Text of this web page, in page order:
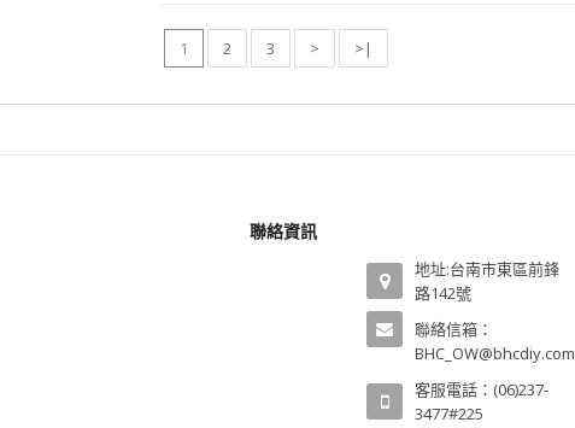
1 2 3 > >|
聯絡資訊
地址:台南市東區前鋒
路142號
聯絡信箱：
BHC_OW@bhcdiy.com
客服電話：(06)237-
3477#225